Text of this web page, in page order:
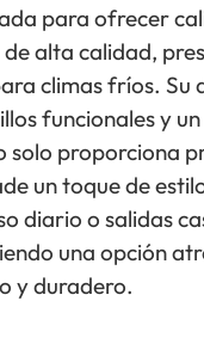
para ofrecer
alta calidad,
climas fríos. Su
funcionales y
solo proporciona
un toque de
diario o salidas
una opción
y duradero.